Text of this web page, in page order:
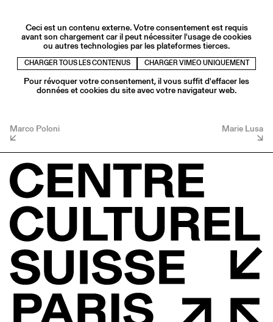
Ceci est un contenu externe. Votre consentement est requis
avant son chargement car il peut nécessiter l'usage de cookies
ou autres technologies par les plateformes tierces.
CHARGER TOUS LES CONTENUS CHARGER VIMEO UNIQUEMENT
Pour révoquer votre consentement, il vous suffit d'effacer les
données et cookies du site avec votre navigateur web.
Marco Poloni Marie Lusa